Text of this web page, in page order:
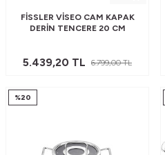
FISSLER VISEO CAM KAPAK
DERIN TENCERE 20 CM
5.439,20 TL 6.799,00TL
%20